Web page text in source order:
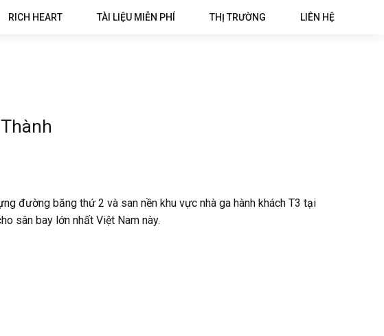
RICH HEART TÀI LIỆU MIỄN PHÍ THỊ TRƯỜNG LIÊN HỆ
đường băng thứ 2 và san nền khu vực nhà ga hành khách T3 tại
sân bay lớn nhất Việt Nam này.